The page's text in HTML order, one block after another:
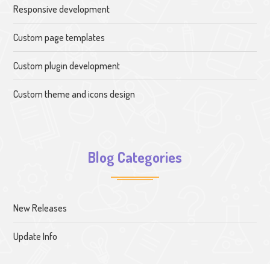
Responsive development
Custom page templates
Custom plugin development
Custom theme and icons design
Blog Categories
New Releases
Update Info